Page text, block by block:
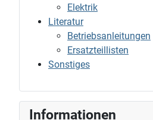
Elektrik
Literatur
Betriebsanleitungen
Ersatzteillisten
Sonstiges
Informationen